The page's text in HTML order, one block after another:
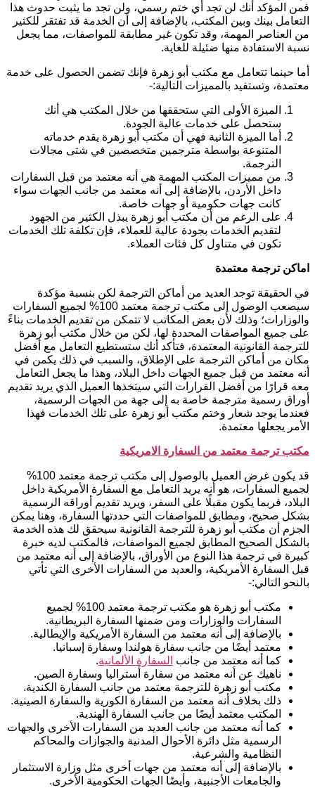
فمن المؤكد أنك لن تجد أي ختم رسمي، ولن تجد ما يثبت حدوث هذا
التعامل بينك وبين المكتب، بالإضافة إلى أن الخدمة قد تفتقر للكثير
من العناصر المهمة، وقد تكون غير مطابقة للمواصفات، مما يجعل
نسبة الاستفادة منها ضئيلة للغاية.
أما حينما تتعامل مع مكتب أبو زهرة فإنك تضمن الحصول على خدمة
معتمدة، وتستفيد بالمميزات التالية:-
الميزة الأولى التي ستحققها من خلال المكتب هي أنك
ستحصل على خدمات عالية الجودة.
أما الميزة الثانية فهي أن مكتب أبو زهرة يقدم خدماته
المتنوعة بواسطة مترجمين متخصصين في شتى مجالات
الترجمة.
من مميزات المكتب المهمة هي أنه معتمد من قبل السفارات
داخل الأردن، بالإضافة إلى أنه معتمد من جانب الجهات سواء
كانت جهات حكومية أو جهات خاصة.
على الرغم من أن مكتب أبو زهرة يبذل الكثير من الجهود
لتقديم الخدمات بجودة عالية للعملاء، فإن تكلفة تلك الخدمات
تكون في متناول كل فئات العملاء.
اماكن ترجمة معتمدة
في الحقيقة توجد العديد من أماكن الترجمة لكن بنسبة مؤكدة
سيصعب الوصول إلى مكتب ترجمة معتمد 100% لجميع السفارات
والوزارات؛ وذلك لأن بعض المكاتب لا تتمكن من تقديم الخدمات بناءً
على جميع المواصفات المحددة لها، لكن من خلال مكتب أبو زهرة
للترجمة القانونية المعتمدة، فتأكد أنك ستستطيع التعامل مع أفضل
مكان من أماكن الترجمة على الإطلاق، والسبب في ذلك يكمن في
أنه معتمد من قبل جميع الجهات داخل البلاد، وهذا ما يجعل التعامل
معه قرارًا من أفضل القرارات التي سيتخذها العميل الذي يريد تقديم
أوراق رسمية مترجمة خاصة به إلى جهة من الجهات الرسمية،
فعندما يوجد شعار وختم مكتب أبو زهرة على تلك الخدمات فهذا
الأمر يجعلها معتمدة.
مكتب ترجمة معتمد من السفارة الامريكية
قد يكون غرض العميل بالوصول إلى مكتب ترجمة معتمد 100%
لجميع السفارات، هو أنه يريد التعامل مع السفارة الأمريكية داخل
البلاد، فربما يكون مقبلًا على السفر، ويريد تقديم أوراقه الرسمية
بشكل صحيح، ومطابق للمواصفات التي حددتها السفارة، وهنا يمكن
الجزم أن مكتب أبو زهرة للترجمة القانونية سيحقق لك هذه الخدمة
بالشكل الصحيح المطابق لجميع المواصفات، فالمكتب لديه خبرة
كبيرة في ترجمة هذا النوع من الأوراق، بالإضافة إلى أنه معتمد من
قبل السفارة الأمريكية، والعديد من السفارات الأخرى التي تأتي
بالنحو التالي:-
مكتب أبو زهرة هو مكتب ترجمة معتمد 100% لجميع
السفارات والوزارات ومن ضمنها السفارة البريطانية.
بالإضافة إلى أنه معتمد من السفارة الأمريكية والإيطالية.
معتمد أيضًا من جانب سفارة هولندا وسفارة إسبانيا.
كما أنه معتمد من جانب السفارة الألمانية.
ناهيك عن أنه معتمد من سفارة أستراليا وسفارة الصين.
مكتب أبو زهرة للترجمة معتمد من جانب السفارة الكندية.
ذلك بخلاف أنه معتمد من السفارة الكورية والسفارة الصينية.
المكتب معتمد أيضًا من جانب السفارة الهندية.
كما أنه معتمد من جانب العديد من السفارات الأخرى والجهات
الرسمية مثل دائرة الأحوال المدنية والجوازات والمحاكم
النظامية والشرعية.
بالإضافة إلى أنه معتمد من جهات أخرى مثل وزارة الاستثمار
والجامعات الأجنبية، وأيضًا الجهات الحكومية الأخرى.